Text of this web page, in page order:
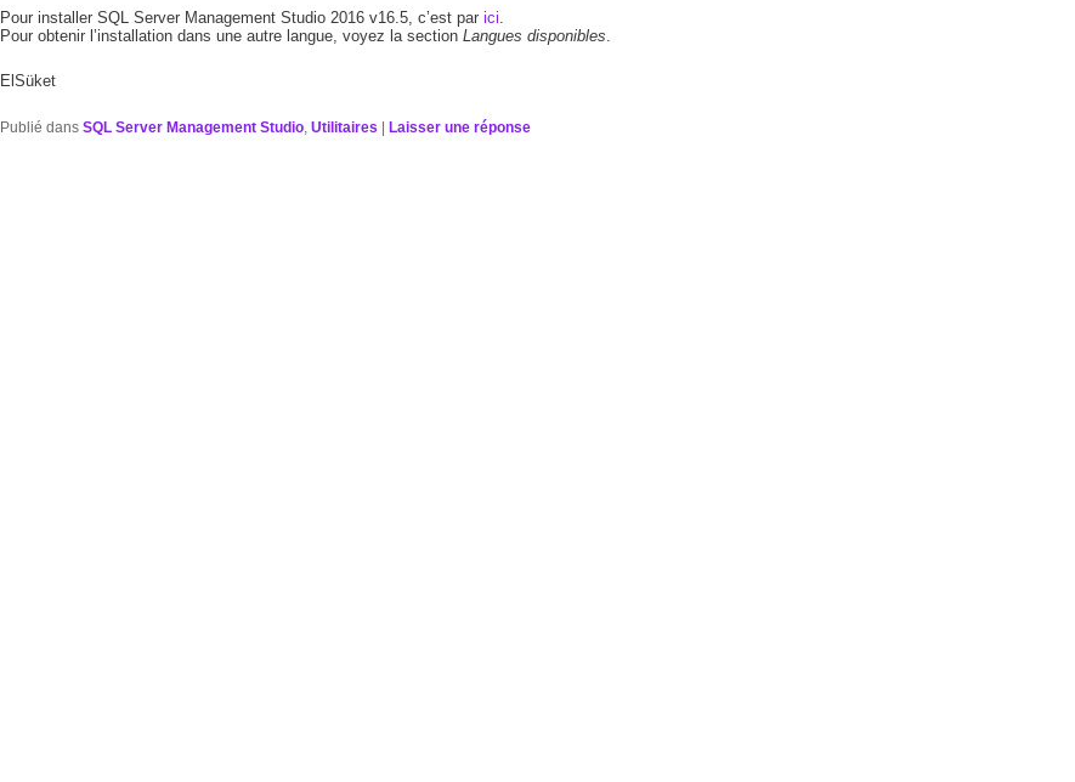
Pour installer SQL Server Management Studio 2016 v16.5, c’est parici.
Pour obtenir l’installation dans une autre langue, voyez la sectionLangues disponibles.
ElSüket
Publié dans SQL Server Management Studio ,Utilitaires |Laisser une réponse